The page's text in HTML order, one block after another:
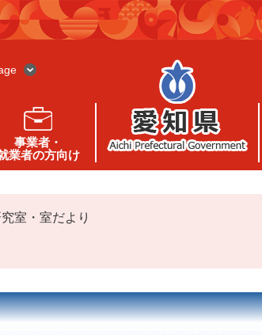
事業者・
業者の方向け
室・室だより